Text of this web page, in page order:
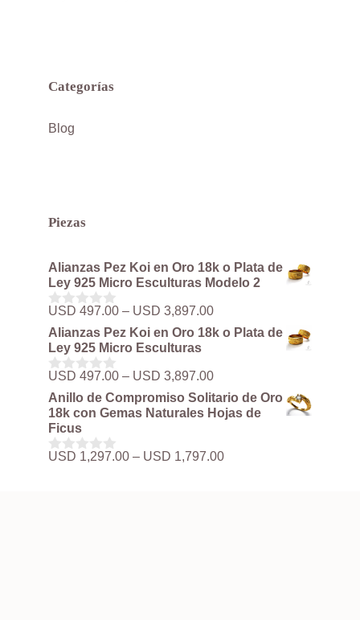
Categorías
Blog
Piezas
Alianzas Pez Koi en Oro 18k o Plata de
Ley 925 Micro Esculturas Modelo 2
0
d
e
5
USD 497.00 – USD 3,897.00Rango
de
precios:
USD 497.00
USD 3,897.00
Alianzas Pez Koi en Oro 18k o Plata de
Ley 925 Micro Esculturas
0
d
e
5
USD 497.00 – USD 3,897.00Rango
de
precios:
desde
hasta
Anillo de Compromiso Solitario de Oro
18k con Gemas Naturales Hojas de
Ficus
0
USD 1,297.00 – USD 1,797.00Rango